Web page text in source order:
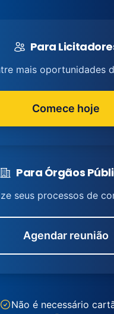
Para
mais oportunidades
Comece hoje
Para Órgãos
seus processos de
Agendar reunião
Não é necessário